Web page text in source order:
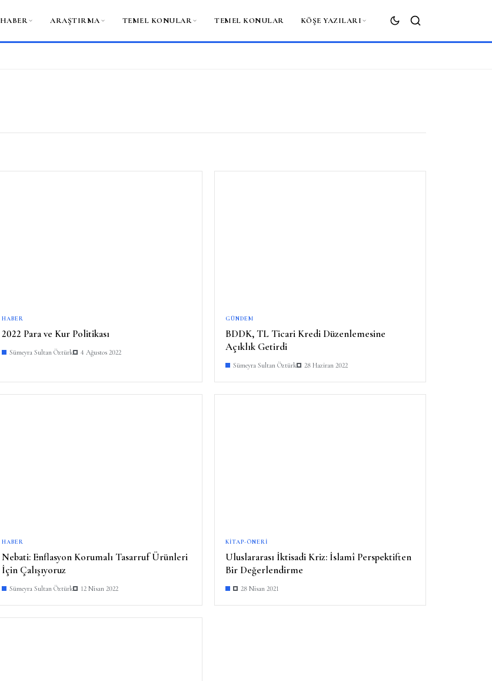
HABER ARAŞTIRMA TEMEL KONULAR TEMEL KONULAR KÖŞE YAZILARI
ARA
HABER
2022 Para ve Kur Politikası
Sümeyra Sultan Öztürk 4 Ağustos 2022
GÜNDEM
BDDK, TL Ticari Kredi Düzenlemesine
Açıklık Getirdi
Sümeyra Sultan Öztürk 28 Haziran 2022
HABER
Nebati: Enflasyon Korumalı Tasarruf Ürünleri
İçin Çalışıyoruz
Sümeyra Sultan Öztürk 12 Nisan 2022
KITAP-ÖNERI
Uluslararası İktisadi Kriz: İslamî Perspektiften
Bir Değerlendirme
28 Nisan 2021